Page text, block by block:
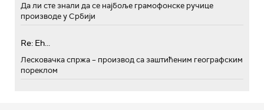
Да ли сте знали да се најбоље грамофонске ручице
производе у Србији
Re: Eh...
Лесковачка спржа – производ са заштићеним географским
пореклом